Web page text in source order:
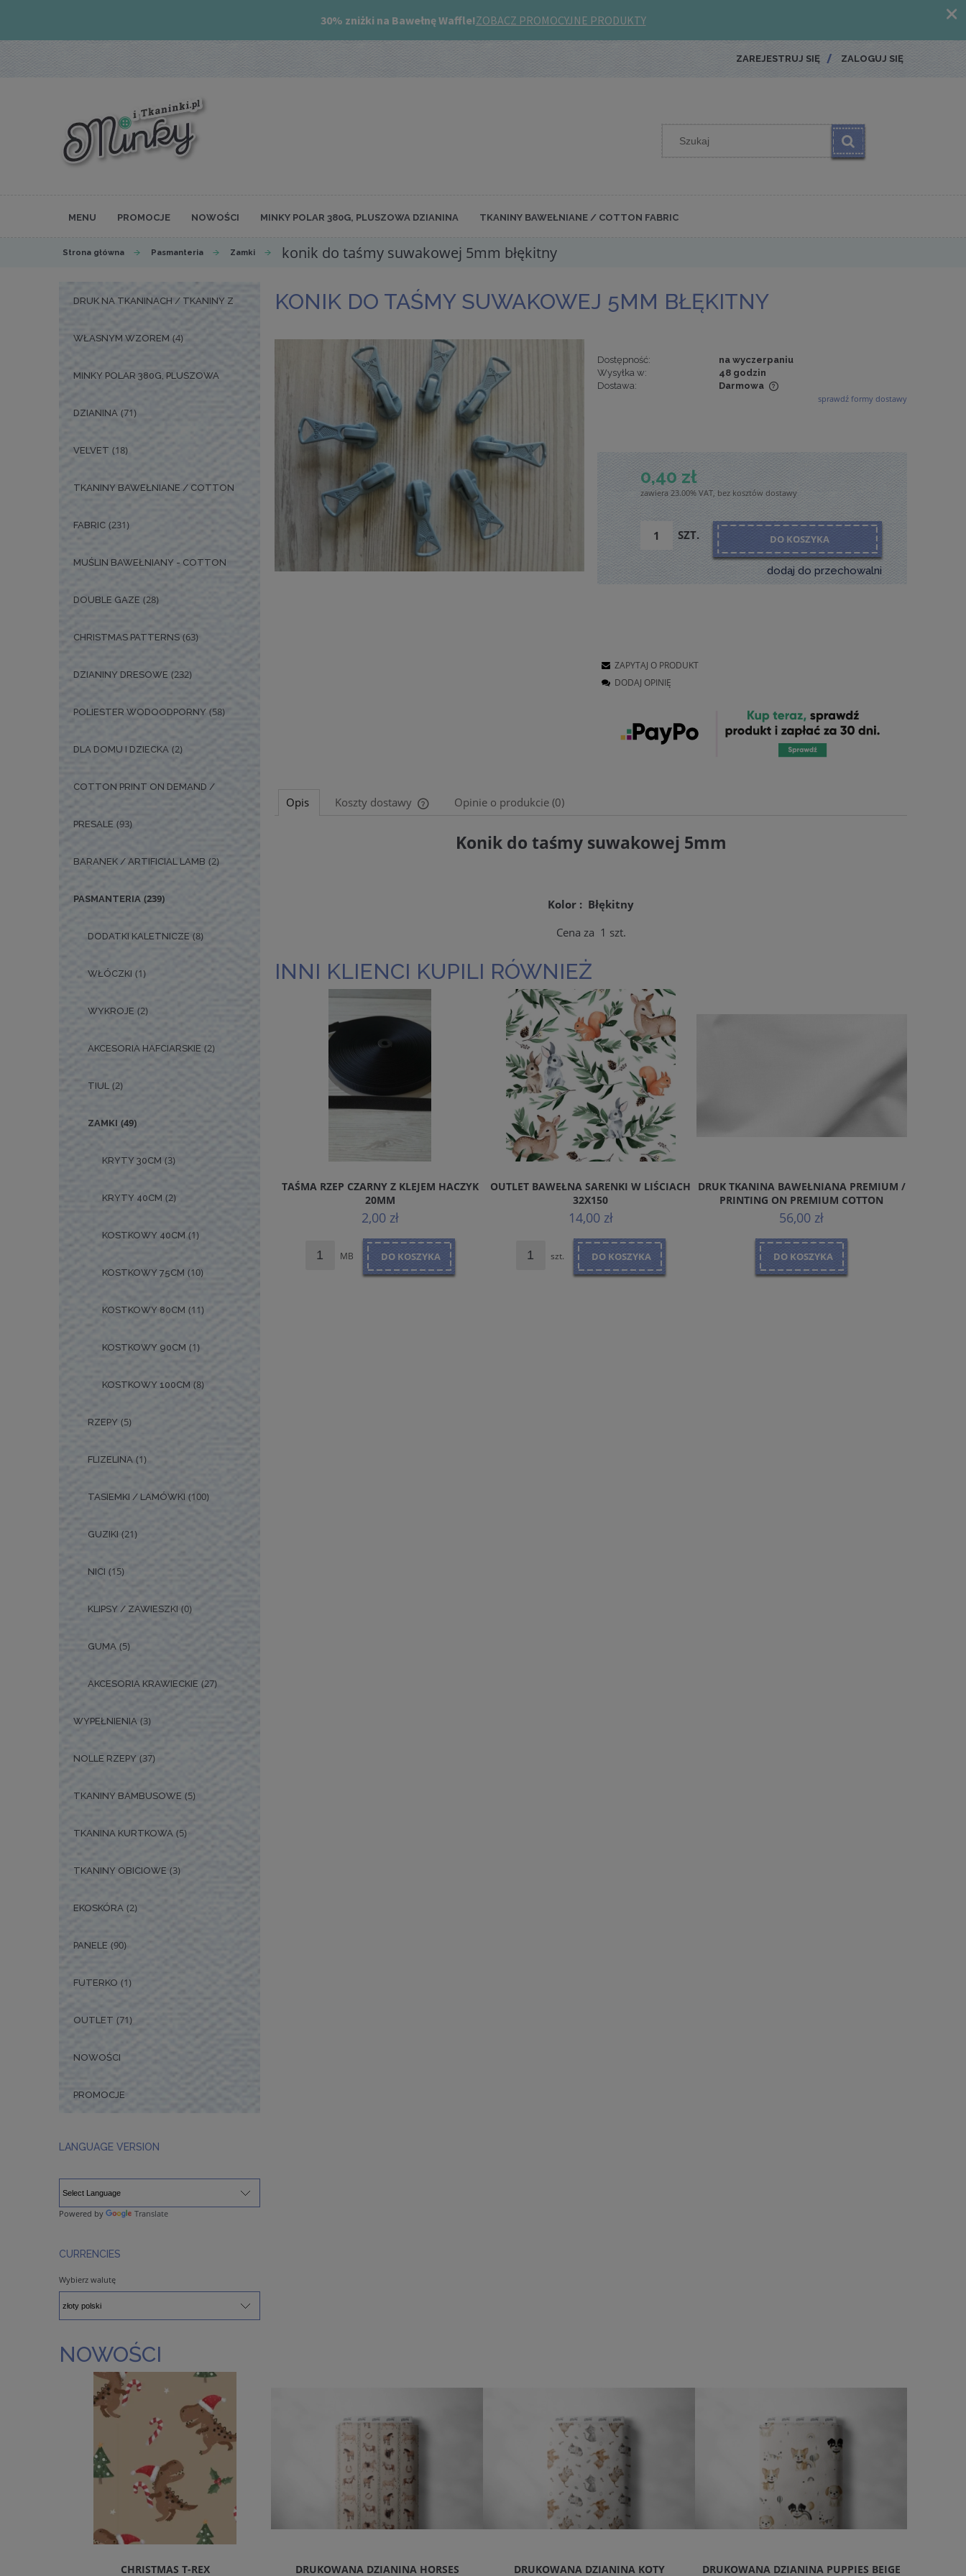
ZAREJESTRUJ SIĘ ZALOGUJ SIĘ
MENU PROMOCJE NOWOŚCI MINKY POLAR 380G, PLUSZOWA DZIANINA TKANINY BAWEŁNIANE / COTTON FABRIC
Strona główna Pasmanteria Zamki konik do taśmy suwakowej 5mm błękitny
DRUK NA TKANINACH / TKANINY Z
WŁASNYM WZOREM (4)
MINKY POLAR 380G, PLUSZOWA
DZIANINA (71)
VELVET (18)
TKANINY BAWEŁNIANE / COTTON
FABRIC (231)
MUŚLIN BAWEŁNIANY - COTTON
DOUBLE GAZE (28)
CHRISTMAS PATTERNS (63)
DZIANINY DRESOWE (232)
POLIESTER WODOODPORNY (58)
DLA DOMU I DZIECKA (2)
COTTON PRINT ON DEMAND /
PRESALE (93)
BARANEK / ARTIFICIAL LAMB (2)
PASMANTERIA (239)
DODATKI KALETNICZE (8)
WŁÓCZKI (1)
WYKROJE (2)
AKCESORIA HAFCIARSKIE (2)
TIUL (2)
ZAMKI (49)
KRYTY 30CM (3)
KRYTY 40CM (2)
KOSTKOWY 40CM (1)
KOSTKOWY 75CM (10)
KOSTKOWY 80CM (11)
KOSTKOWY 90CM (1)
KOSTKOWY 100CM (8)
RZEPY (5)
FLIZELINA (1)
TASIEMKI / LAMÓWKI (100)
GUZIKI (21)
NICI (15)
KLIPSY / ZAWIESZKI (0)
GUMA (5)
AKCESORIA KRAWIECKIE (27)
WYPEŁNIENIA (3)
NOLLE RZEPY (37)
TKANINY BAMBUSOWE (5)
TKANINA KURTKOWA (5)
TKANINY OBICIOWE (3)
EKOSKÓRA (2)
PANELE (90)
FUTERKO (1)
OUTLET (71)
NOWOŚCI
PROMOCJE
LANGUAGE VERSION
Powered by Translate
CURRENCIES
Wybierz walutę
KONIK DO TAŚMY SUWAKOWEJ 5MM BŁĘKITNY
Dostępność:
na wyczerpaniu
Wysyłka w:
48 godzin
Dostawa:
Darmowa
sprawdź formy dostawy
0,40 zł
zawiera 23.00% VAT, bez kosztów dostawy
SZT. DO KOSZYKA
dodaj do przechowalni
ZAPYTAJ O PRODUKT
DODAJ OPINIĘ
Opis Koszty dostawy
Cena nie zawiera ewentualnych kosztów
Opinie o produkcie (0)
Konik do taśmy suwakowej 5mm
Kolor : Błękitny
Cena za 1 szt.
INNI KLIENCI KUPILI RÓWNIEŻ
TAŚMA RZEP CZARNY Z KLEJEM HACZYK
20MM
2,00 zł
MB DO KOSZYKA
OUTLET BAWEŁNA SARENKI W LIŚCIACH
32X150
14,00 zł
szt. DO KOSZYKA
DRUK TKANINA BAWEŁNIANA PREMIUM /
PRINTING ON PREMIUM COTTON
56,00 zł
DO KOSZYKA
NOWOŚCI
CHRISTMAS T-REX DRUKOWANA DZIANINA HORSES DRUKOWANA DZIANINA KOTY DRUKOWANA DZIANINA PUPPIES BEIGE